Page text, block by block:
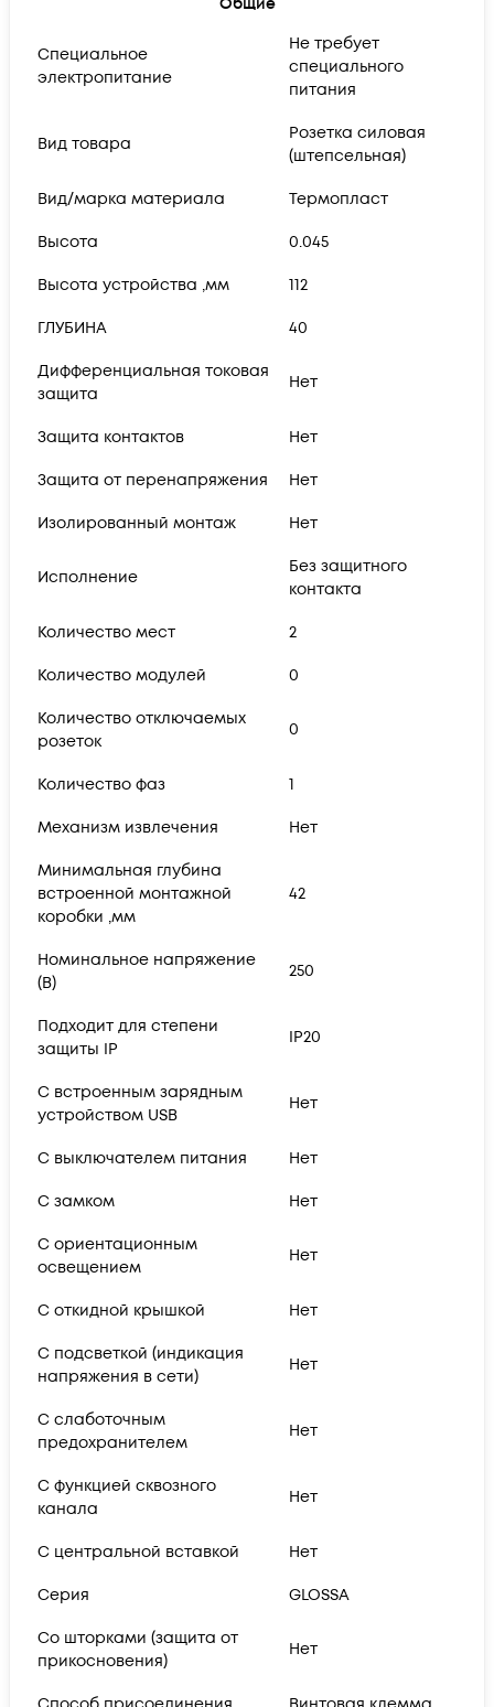
Cпециальное
электропитание
Не требует
специального
питания
Вид товара
Розетка силовая
(штепсельная)
Вид/марка материала Термопласт
Высота 0.045
Высота устройства ,мм 112
ГЛУБИНА 40
Дифференциальная токовая
защита
Нет
Защита контактов Нет
Защита от перенапряжения Нет
Изолированный монтаж Нет
Исполнение
Без защитного
контакта
Количество мест 2
Количество модулей 0
Количество отключаемых
розеток
0
Количество фаз 1
Механизм извлечения Нет
Минимальная глубина
встроенной монтажной
коробки ,мм
42
Номинальное напряжение
(В)
250
Подходит для степени
защиты IP
IP20
С встроенным зарядным
устройством USB
Нет
С выключателем питания Нет
С замком Нет
С ориентационным
освещением
Нет
С откидной крышкой Нет
С подсветкой (индикация
напряжения в сети)
Нет
С слаботочным
предохранителем
Нет
С функцией сквозного
канала
Нет
С центральной вставкой Нет
Серия GLOSSA
Со шторками (защита от
прикосновения)
Нет